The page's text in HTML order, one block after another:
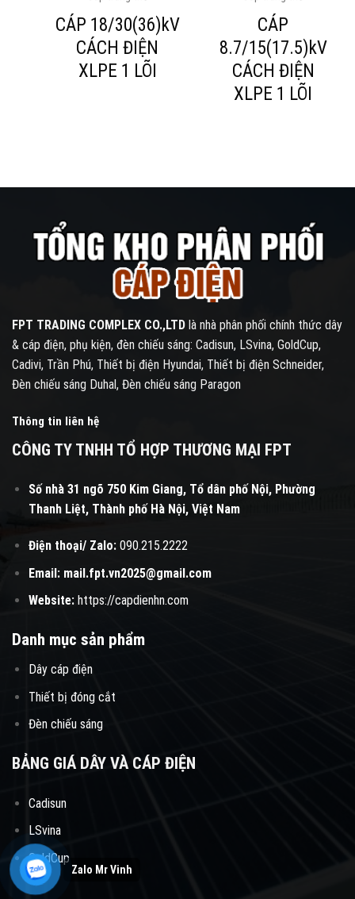
CÁP 18/30(36)kV
CÁCH ĐIỆN
XLPE 1 LÕI
CÁP
8.7/15(17.5)kV
CÁCH ĐIỆN
XLPE 1 LÕI
FPT TRADING COMPLEX CO.,LTD là nhà phân phối chính thức dây
& cáp điện, phụ kiện, đèn chiếu sáng: Cadisun, LSvina, GoldCup,
Cadivi, Trần Phú, Thiết bị điện Hyundai, Thiết bị điện Schneider,
Đèn chiếu sáng Duhal, Đèn chiếu sáng Paragon
Thông tin liên hệ
CÔNG TY TNHH TỔ HỢP THƯƠNG MẠI FPT
Số nhà 31 ngõ 750 Kim Giang, Tổ dân phố Nội, Phường
Thanh Liệt, Thành phố Hà Nội, Việt Nam
Điện thoại/ Zalo:090.215.2222
Email: mail.fpt.vn2025@gmail.com
Website: https://capdienhn.com
Danh mục sản phẩm
Dây cáp điện
Thiết bị đóng cắt
Đèn chiếu sáng
BẢNG GIÁ DÂY VÀ CÁP ĐIỆN
Cadisun
LSvina
GoldCup